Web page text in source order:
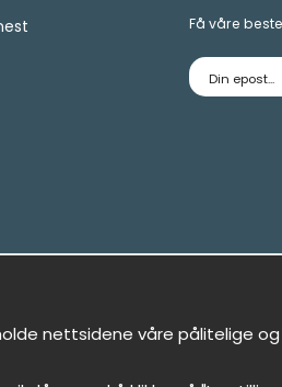
Få våre
E-
postadresse
nettsidene våre pålitelige